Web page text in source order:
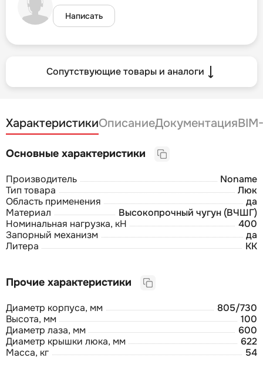
Написать
Сопутствующие товары и аналоги
ХарактеристикиОписаниеДокументация
Основные характеристики
Производитель
Noname
Тип товара
Люк
Область применения
да
Материал
Высокопрочный чугун (ВЧШГ)
Номинальная нагрузка, кН
400
Запорный механизм
да
Литера
КК
Прочие характеристики
Диаметр корпуса, мм
805/730
Высота, мм
100
Диаметр лаза, мм
600
Диаметр крышки люка, мм
622
Масса, кг
54